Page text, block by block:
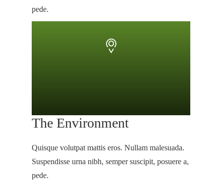
pede.
The Environment
Quisque volutpat mattis eros. Nullam malesuada.
Suspendisse urna nibh, semper suscipit, posuere a,
pede.